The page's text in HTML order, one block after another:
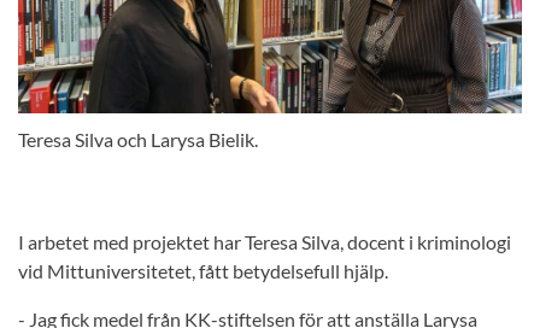
Teresa Silva och Larysa Bielik.
I arbetet med projektet har Teresa Silva, docent i kriminologi
vid Mittuniversitetet, fått betydelsefull hjälp.
- Jag fick medel från KK-stiftelsen för att anställa Larysa